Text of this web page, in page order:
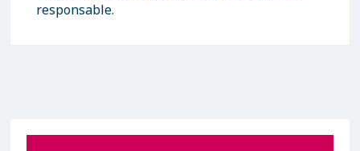
responsable.